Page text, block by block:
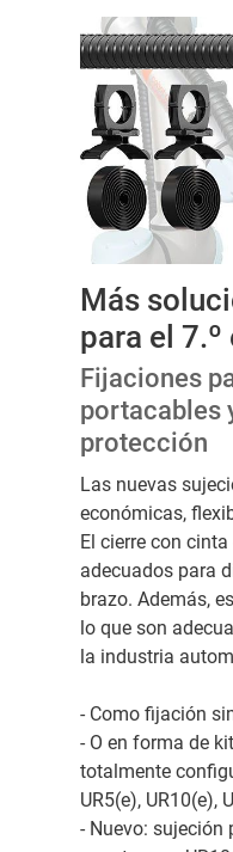
Más
para el 7.º
Fijaciones
portacables
protección
Las nuevas
económicas,
El cierre con
adecuados para
brazo. Además,
lo que son
la industria
- Como fijación
- O en forma de
totalmente
UR5(e), UR10(e),
- Nuevo: sujeción